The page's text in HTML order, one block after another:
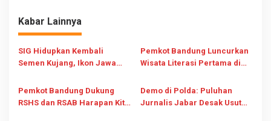
s
i
p
s
Kabar Lainnya
SIG Hidupkan Kembali
Semen Kujang, Ikon Jawa
Pemkot Bandung Luncurkan
Wisata Literasi Pertama di
Plates
Pemkot Bandung Dukung
RSHS dan RSAB Harapan Kita
Demo di Polda: Puluhan
Jurnalis Jabar Desak Usut